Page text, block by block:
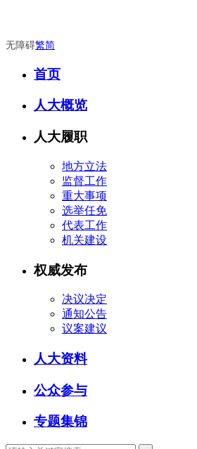
无障碍繁简
首页
人大概览
人大履职
地方立法
监督工作
重大事项
选举任免
代表工作
机关建设
权威发布
决议决定
通知公告
议案建议
人大资料
公众参与
专题集锦